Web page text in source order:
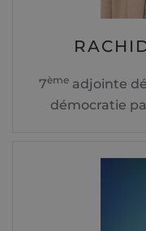
7èmeadjointe
démocratie